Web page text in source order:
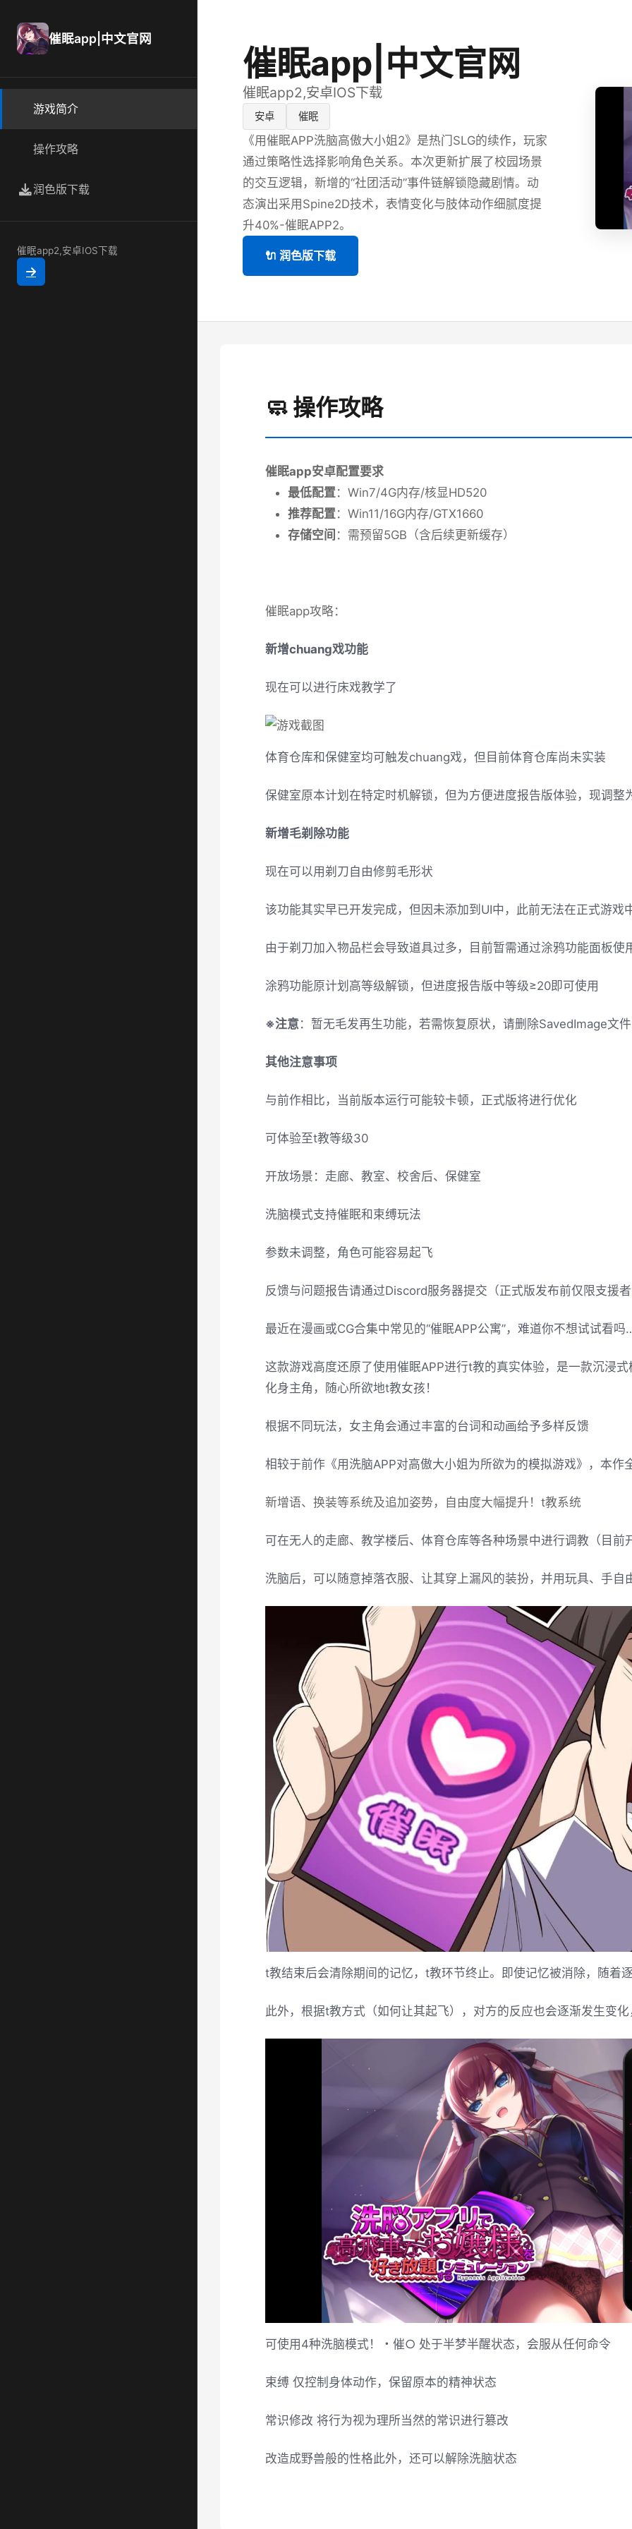
催眠app|中文官网
游戏简介
操作攻略
润色版下载
催眠app2,安卓IOS下载
催眠app|中文官网
催眠app2,安卓IOS下载
安卓 催眠
《用催眠APP洗脑高傲大小姐2》是热门SLG的续作，玩家
通过策略性选择影响角色关系。本次更新扩展了校园场景
的交互逻辑，新增的“社团活动”事件链解锁隐藏剧情。动
态演出采用Spine2D技术，表情变化与肢体动作细腻度提
升40%-催眠APP2。
🔌 润色版下载
🧼 操作攻略
催眠app安卓配置要求
​最低配置​​：Win7/4G内存/核显HD520
​推荐配置​​：Win11/16G内存/GTX1660
​存储空间​ ​：需预留5GB（含后续更新缓存）
催眠app攻略：
新增chuang戏功能
现在可以进行床戏教学了
体育仓库和保健室均可触发chuang戏，但目前体育仓库尚未实装
保健室原本计划在特定时机解锁，但为方便进度报告版体验，现调整
新增毛剃除功能
现在可以用剃刀自由修剪毛形状
该功能其实早已开发完成，但因未添加到UI中，此前无法在正式游戏
由于剃刀加入物品栏会导致道具过多，目前暂需通过涂鸦功能面板使
涂鸦功能原计划高等级解锁，但进度报告版中等级≥20即可使用
※注意：暂无毛发再生功能，若需恢复原状，请删除SavedImage文
其他注意事项
与前作相比，当前版本运行可能较卡顿，正式版将进行优化
可体验至t教等级30
开放场景：走廊、教室、校舍后、保健室
洗脑模式支持催眠和束缚玩法
参数未调整，角色可能容易起飞
反馈与问题报告请通过Discord服务器提交（正式版发布前仅限支援
最近在漫画或CG合集中常见的“催眠APP公寓”，难道你不想试试看吗
这款游戏高度还原了使用催眠APP进行t教的真实体验，是一款沉浸
化身主角，随心所欲地t教女孩！
根据不同玩法，女主角会通过丰富的台词和动画给予多样反馈
相较于前作《用洗脑APP对高傲大小姐为所欲为的模拟游戏》，本作
新增语、换装等系统及追加姿势，自由度大幅提升！t教系统
可在无人的走廊、教学楼后、体育仓库等各种场景中进行调教（目前
洗脑后，可以随意掉落衣服、让其穿上漏风的装扮，并用玩具、手自
t教结束后会清除期间的记忆，t教环节终止。即使记忆被消除，随着
此外，根据t教方式（如何让其起飞），对方的反应也会逐渐发生变
可使用4种洗脑模式！・催○ 处于半梦半醒状态，会服从任何命令
束缚 仅控制身体动作，保留原本的精神状态
常识修改 将行为视为理所当然的常识进行篡改
改造成野兽般的性格此外，还可以解除洗脑状态